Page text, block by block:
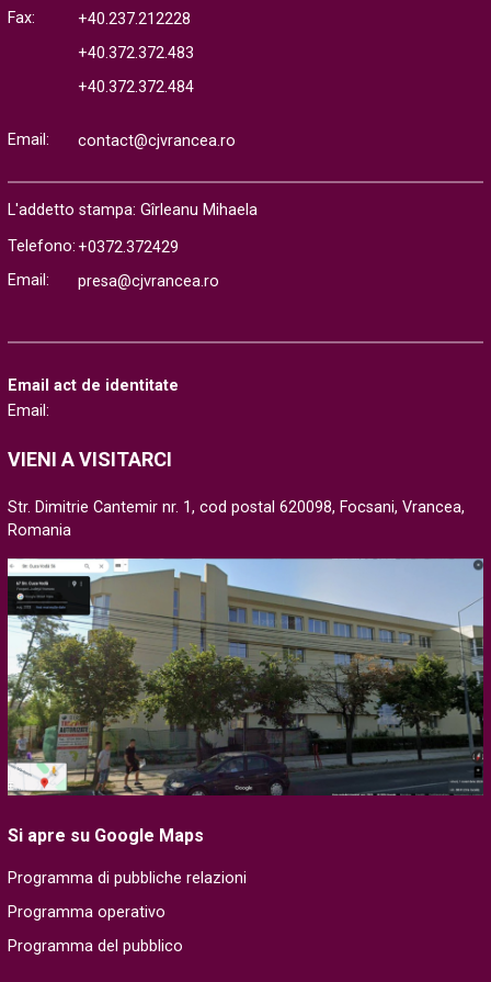
Fax:
+40.237.212228
+40.372.372.483
+40.372.372.484
Email: contact@cjvrancea.ro
L'addetto stampa: Gîrleanu Mihaela
Telefono: +0372.372429
Email:
presa@cjvrancea.ro
Email act de identitate
Email:
VIENI A VISITARCI
Str. Dimitrie Cantemir nr. 1, cod postal 620098, Focsani, Vrancea,
Romania
Si apre su Google Maps
Programma di pubbliche relazioni
Programma operativo
Programma del pubblico